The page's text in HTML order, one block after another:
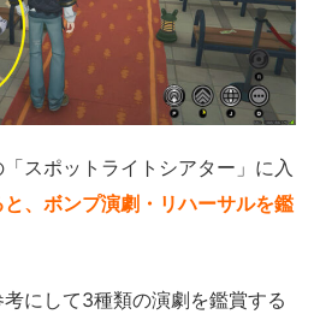
スポットライトシアター」に入
、ボンプ演劇・リハーサルを鑑
にして3種類の演劇を鑑賞する